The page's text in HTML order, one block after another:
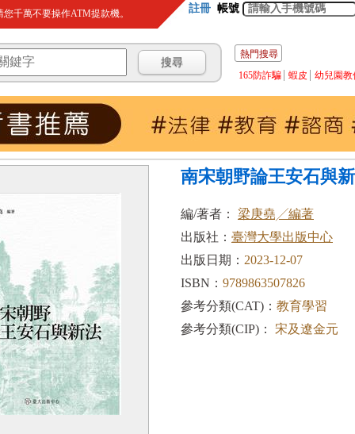
千萬不要操作ATM提款機。 註冊 帳號
熱門搜尋
165防詐騙
蝦皮 幼兒園教
南宋朝野論王安石與
編/著者： 梁庚堯╱編著
出版社： 臺灣大學出版中心
出版日期： 2023-12-07
ISBN： 9789863507826
參考分類(CAT)： 教育學習
參考分類(CIP)：
宋及遼金元